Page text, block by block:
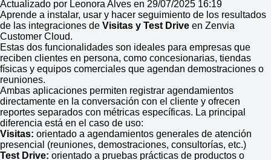
Actualizado por Leonora Alves en 29/07/2025 16:19
Aprende a instalar, usar y hacer seguimiento de los resultados
de las integraciones de Visitas y Test Drive en Zenvia
Customer Cloud.
Estas dos funcionalidades son ideales para empresas que
reciben clientes en persona, como concesionarias, tiendas
físicas y equipos comerciales que agendan demostraciones o
reuniones.
Ambas aplicaciones permiten registrar agendamientos
directamente en la conversación con el cliente y ofrecen
reportes separados con métricas específicas. La principal
diferencia está en el caso de uso:
Visitas: orientado a agendamientos generales de atención
presencial (reuniones, demostraciones, consultorías, etc.)
Test Drive: orientado a pruebas prácticas de productos o